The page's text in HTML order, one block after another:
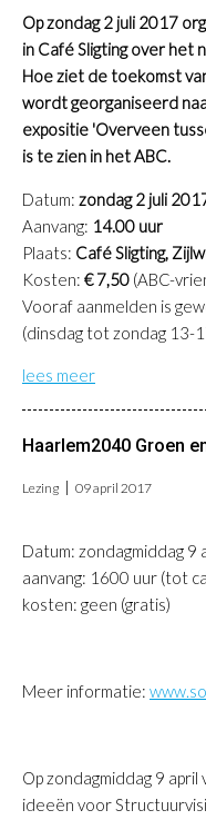
Op zondag 2 juli 2017
in Café Sligting over het
Hoe ziet de toekomst
wordt georganiseerd
expositie 'Overveen
is te zien in het ABC.
Datum: zondag 2 juli
Aanvang: 14.00 uur
Plaats: Café Sligting,
Kosten: € 7,50 (ABC-
Vooraf aanmelden is
(dinsdag tot zondag 13-
lees meer
Haarlem2040 Groen
Lezing 09 april 2017
Datum: zondagmiddag 9
aanvang: 1600 uur (tot
kosten: geen (gratis)
Meer informatie:
Op zondagmiddag 9
ideeën voor